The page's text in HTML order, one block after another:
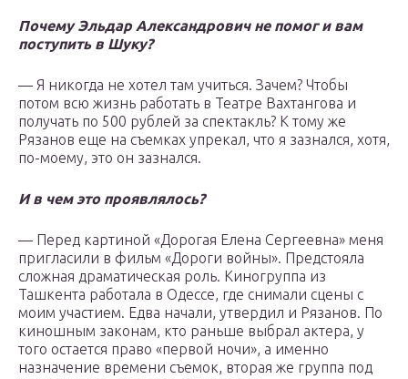
Почему Эльдар Александрович не помог и вам
поступить в Шуку?
— Я никогда не хотел там учиться. Зачем? Чтобы
потом всю жизнь работать в Театре Вахтангова и
получать по 500 рублей за спектакль? К тому же
Рязанов еще на съемках упрекал, что я зазнался, хотя,
по-моему, это он зазнался.
И в чем это проявлялось?
— Перед картиной «Дорогая Елена Сергеевна» меня
пригласили в фильм «Дороги войны». Предстояла
сложная драматическая роль. Киногруппа из
Ташкента работала в Одессе, где снимали сцены с
моим участием. Едва начали, утвердил и Рязанов. По
киношным законам, кто раньше выбрал актера, у
того остается право «первой ночи», а именно
назначение времени съемок, вторая же группа под